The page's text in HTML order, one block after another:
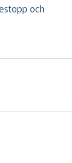
och